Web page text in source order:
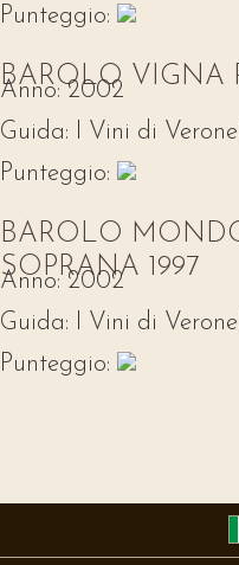
Punteggio:
BAROLO VIGNA
Anno: 2002
Guida:
I Vini di
Punteggio:
BAROLO
SOPRANA 1997
Anno: 2002
Guida:
I Vini di
Punteggio: